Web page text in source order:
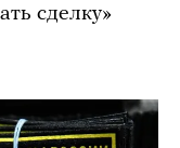
сделку»